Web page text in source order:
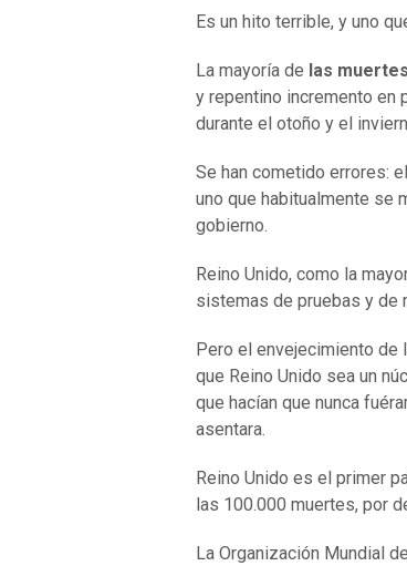
Es un hito terrible, y uno
La mayoría de las
y repentino incremento en
durante el otoño y el
Se han cometido errores:
uno que habitualmente se
gobierno.
Reino Unido, como la
sistemas de pruebas y de
Pero el envejecimiento de
que Reino Unido sea un
que hacían que nunca
asentara.
Reino Unido es el primer
las 100.000 muertes, por
La Organización Mundial